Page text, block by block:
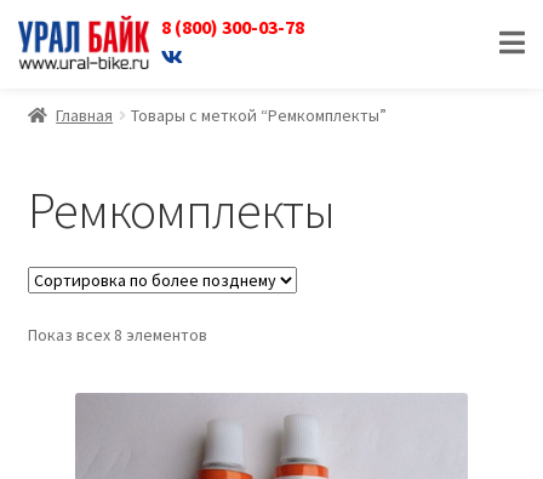
8 (800) 300-03-78
Перейти
к
навигации
Перейти
к
содержимому
Главная Товары с меткой “Ремкомплекты”
Ремкомплекты
Показ всех 8 элементов